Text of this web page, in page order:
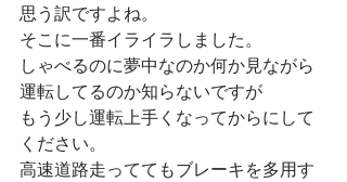
思う訳ですよね。
そこに一番イライラしました。
しゃべるのに夢中なのか何か見ながら
運転してるのか知らないですが
もう少し運転上手くなってからにして
ください。
高速道路走っててもブレーキを多用す